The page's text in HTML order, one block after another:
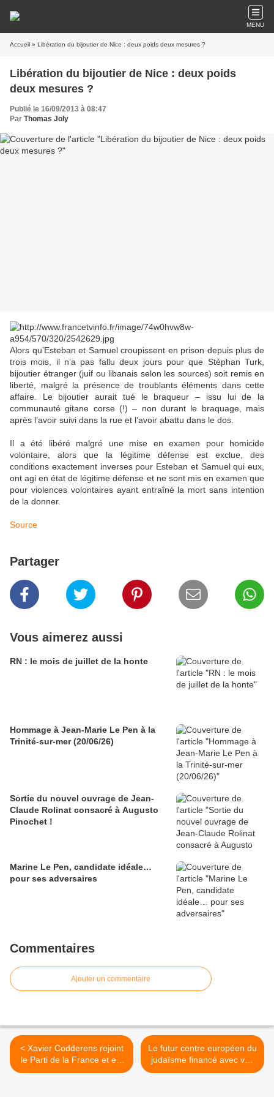
MENU
Accueil » Libération du bijoutier de Nice : deux poids deux mesures ?
Libération du bijoutier de Nice : deux poids
deux mesures ?
Publié le 16/09/2013 à 08:47
Par Thomas Joly
Alors qu’Esteban et Samuel croupissent en prison depuis plus de
trois mois, il n’a pas fallu deux jours pour que Stéphan Turk,
bijoutier étranger (juif ou libanais selon les sources) soit remis en
liberté, malgré la présence de troublants éléments dans cette
affaire. Le bijoutier aurait tué le braqueur – issu lui de la
communauté gitane corse (!) – non durant le braquage, mais
après l’avoir suivi dans la rue et l’avoir abattu dans le dos.
Il a été libéré malgré une mise en examen pour homicide
volontaire, alors que la légitime défense est exclue, des
conditions exactement inverses pour Esteban et Samuel qui eux,
ont agi en état de légitime défense et ne sont mis en examen que
pour violences volontaires ayant entraîné la mort sans intention
de la donner.
Source
Partager
Vous aimerez aussi
RN : le mois de juillet de la honte
Hommage à Jean-Marie Le Pen à la
Trinité-sur-mer (20/06/26)
Sortie du nouvel ouvrage de Jean-
Claude Rolinat consacré à Augusto
Pinochet !
Marine Le Pen, candidate idéale…
pour ses adversaires
Commentaires
Ajouter un commentaire
< Xavier Codderens rejoint
le Parti de la France et est
nommé délégué régional
Le futur centre européen du
judaïsme financé avec vos
impôts >